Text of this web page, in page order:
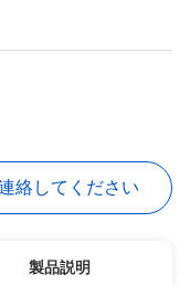
絡してください
製品説明